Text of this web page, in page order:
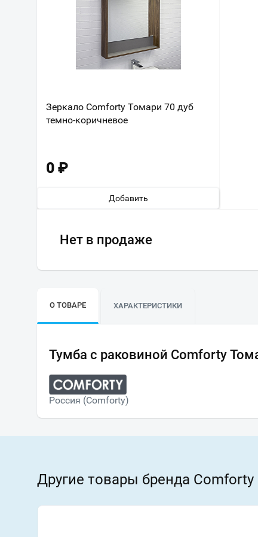
Зеркало Comforty Томари 70 дуб
темно-коричневое
0 ₽
Добавить
Нет в продаже
О ТОВАРЕ ХАРАКТЕРИСТИКИ
Тумба с раковиной Comforty
Россия (Comforty)
Другие товары бренда Comforty